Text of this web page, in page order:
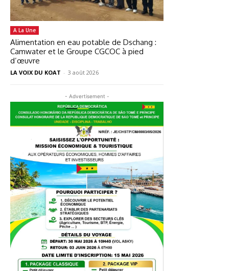
A La Une
Alimentation en eau potable de Dschang :
Camwater et le Groupe CGCOC à pied
d’œuvre
LA VOIX DU KOAT - 3 août 2026
- Advertisement -